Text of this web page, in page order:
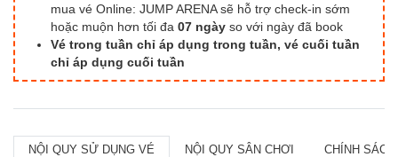
mua vé Online: JUMP ARENA sẽ hỗ trợ check-in sớm
hoặc muộn hơn tối đa 07 ngày so với ngày đã book
Vé trong tuần chỉ áp dụng trong tuần, vé cuối tuần
chỉ áp dụng cuối tuần
NỘI QUY SỬ DỤNG VÉ NỘI QUY SÂN CHƠI CHÍNH